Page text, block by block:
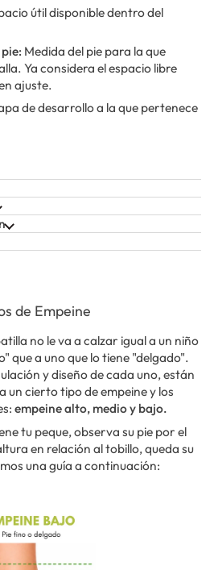
útil disponible dentro del
Medida del pie para la que
Ya considera el espacio libre
ajuste.
de desarrollo a la que pertenece
de Empeine
no le va a calzar igual a un niño
que a uno que lo tiene "delgado".
y diseño de cada uno, están
un cierto tipo de empeine y los
empeine alto, medio y bajo.
tu peque, observa su pie por el
en relación al tobillo, queda su
una guía a continuación: